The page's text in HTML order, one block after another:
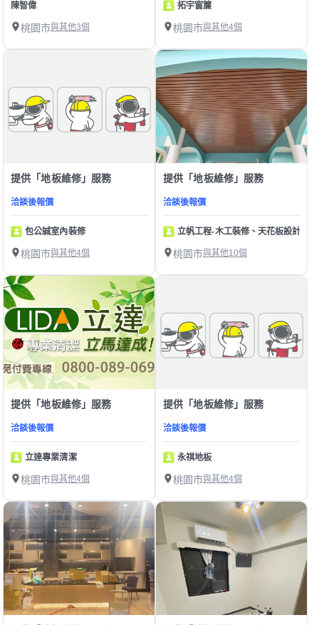
陳智偉
桃園市與其他3個
拓宇窗簾
桃園市與其他4個
提供「地板維修」服務
洽談後報價
包公誠室內裝修
桃園市與其他4個
提供「地板維修」服務
洽談後報價
立帆工程-木工裝修、天花板設計
桃園市與其他10個
提供「地板維修」服務
洽談後報價
立達專業清潔
桃園市與其他4個
提供「地板維修」服務
洽談後報價
永祺地板
桃園市與其他4個